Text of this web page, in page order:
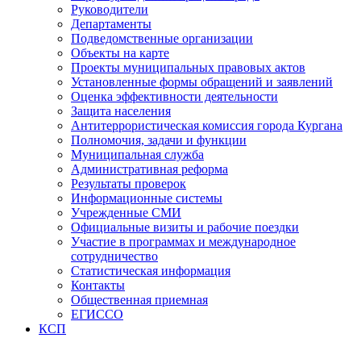
Руководители
Департаменты
Подведомственные организации
Объекты на карте
Проекты муниципальных правовых актов
Установленные формы обращений и заявлений
Оценка эффективности деятельности
Защита населения
Антитеррористическая комиссия города Кургана
Полномочия, задачи и функции
Муниципальная служба
Административная реформа
Результаты проверок
Информационные системы
Учрежденные СМИ
Официальные визиты и рабочие поездки
Участие в программах и международное
сотрудничество
Статистическая информация
Контакты
Общественная приемная
ЕГИССО
КСП